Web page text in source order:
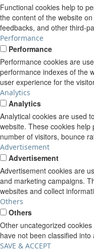
Functional cookies help to
the content of the website
feedbacks, and other third-
Performance
Performance
Performance cookies are
performance indexes of the
user experience for the
Analytics
Analytics
Analytical cookies are used
website. These cookies
number of visitors, bounce
Advertisement
Advertisement
Advertisement cookies are
and marketing campaigns.
websites and collect
Others
Others
Other uncategorized
have not been classified into
SAVE & ACCEPT